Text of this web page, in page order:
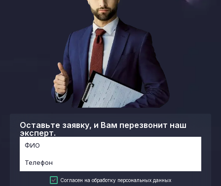
Оставьте заявку, и Вам перезвонит наш
эксперт.
Согласен на обработку персональных данных